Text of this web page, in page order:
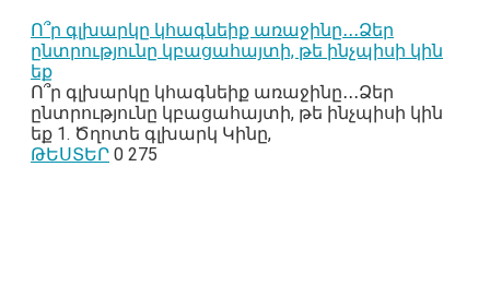
Ո՞ր գլխարկը կհագնեիք առաջինը․․․Ձեր
ընտրությունը կբացահայտի, թե ինչպիսի կին
եք
Ո՞ր գլխարկը կհագնեիք առաջինը․․․Ձեր
ընտրությունը կբացահայտի, թե ինչպիսի կին
եք 1. Ծղոտե գլխարկ Կինը,
ԹԵՍՏԵՐ 0 275